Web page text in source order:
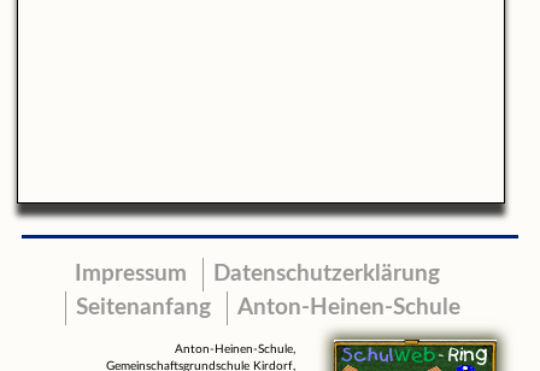
Impressum
Datenschutzerklärung
Seitenanfang
Anton-Heinen-Schule
Anton-Heinen-Schule,
Gemeinschaftsgrundschule Kirdorf,